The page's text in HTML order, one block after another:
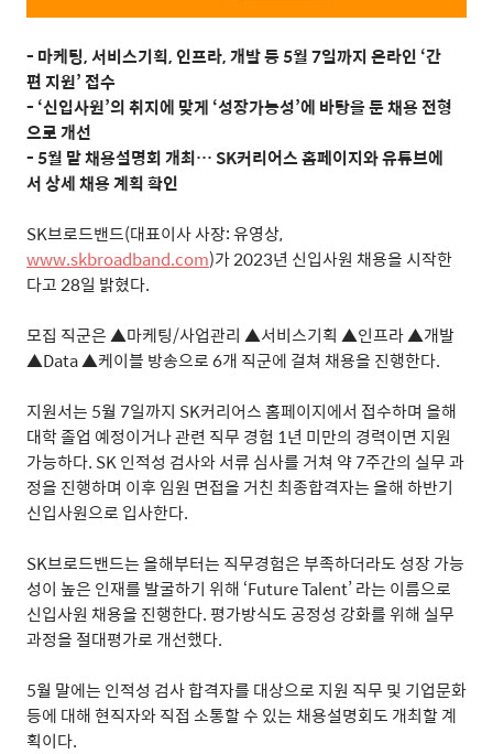
- 마케팅, 서비스기획, 인프라, 개발 등 5월 7일까지 온라인 ‘간
편 지원’ 접수
- ‘신입사원’의 취지에 맞게 ‘성장가능성’에 바탕을 둔 채용 전형
으로 개선
- 5월 말 채용설명회 개최… SK커리어스 홈페이지와 유튜브에
서 상세 채용 계획 확인
SK브로드밴드(대표이사 사장:유영상,
www.skbroadband.com)가2023년 신입사원 채용을 시작한
다고28일 밝혔다.
모집 직군은▲마케팅/사업관리 ▲서비스기획 ▲인프라▲개발
▲Data ▲케이블 방송으로6개 직군에 걸쳐 채용을 진행한다.
지원서는 5월 7일까지 SK커리어스 홈페이지에서 접수하며 올해
대학 졸업 예정이거나 관련 직무 경험 1년 미만의 경력이면 지원
가능하다. SK인적성 검사와 서류 심사를 거쳐 약7주간의 실무 과
정을 진행하며 이후 임원 면접을 거친 최종합격자는 올해 하반기
신입사원으로 입사한다.
SK브로드밴드는 올해부터는 직무경험은 부족하더라도 성장 가능
성이 높은 인재를 발굴하기 위해 ‘Future Talent’라는 이름으로
신입사원 채용을 진행한다. 평가방식도 공정성 강화를 위해 실무
과정을 절대평가로 개선했다.
5월 말에는 인적성 검사 합격자를 대상으로 지원 직무 및 기업문화
등에 대해 현직자와 직접 소통할 수 있는 채용설명회도 개최할 계
획이다.